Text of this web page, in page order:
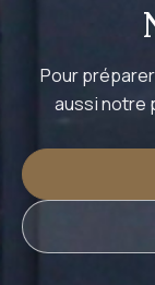
Pour
aussi notre